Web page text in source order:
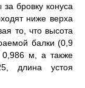
бровку конуса
ниже верха
то, что высота
балки (0,9
м, а также
длина устоя